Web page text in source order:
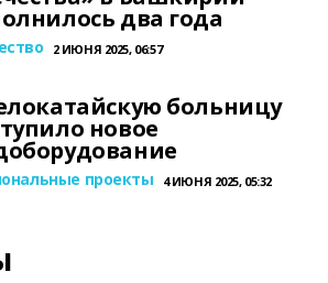
два года
2 ИЮНЯ 2025, 06:57
больницу
новое
проекты 4 ИЮНЯ 2025, 05:32